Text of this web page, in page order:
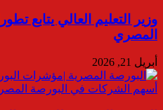
وزير التعليم العالي يتابع
المصري
أبريل 21, 2026